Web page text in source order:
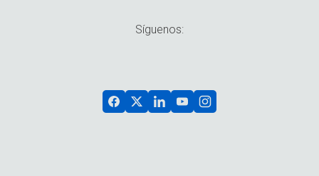
Síguenos: